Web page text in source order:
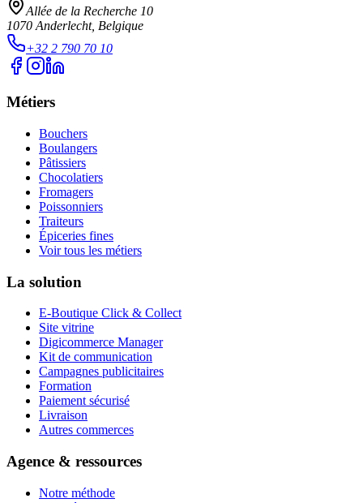
Allée de la Recherche 10
1070 Anderlecht, Belgique
+32 2 790 70 10
Métiers
Bouchers
Boulangers
Pâtissiers
Chocolatiers
Fromagers
Poissonniers
Traiteurs
Épiceries fines
Voir tous les métiers
La solution
E-Boutique Click & Collect
Site vitrine
Digicommerce Manager
Kit de communication
Campagnes publicitaires
Formation
Paiement sécurisé
Livraison
Autres commerces
Agence & ressources
Notre méthode